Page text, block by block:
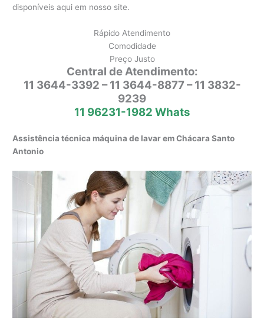
disponíveis aqui em nosso site.
Rápido Atendimento
Comodidade
Preço Justo
Central de Atendimento:
11 3644-3392 – 11 3644-8877 – 11 3832-
9239
11 96231-1982 Whats
Assistência técnica máquina de lavar em Chácara Santo
Antonio